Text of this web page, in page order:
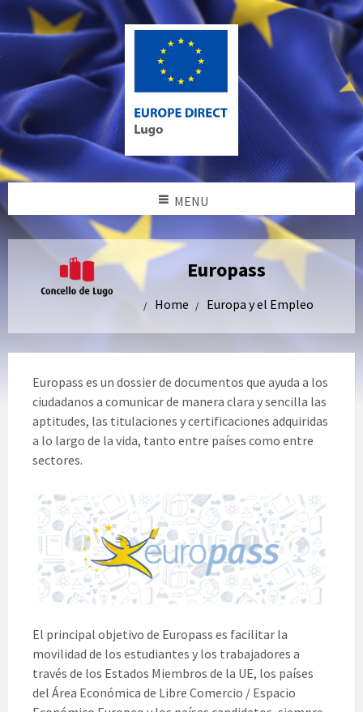
MENU
Europass
Home Europa y el Empleo
Europass es un dossier de documentos que ayuda a los
ciudadanos a comunicar de manera clara y sencilla las
aptitudes, las titulaciones y certificaciones adquiridas
a lo largo de la vida, tanto entre países como entre
sectores.
El principal objetivo de Europass es facilitar la
movilidad de los estudiantes y los trabajadores a
través de los Estados Miembros de la UE, los países
del Área Económica de Libre Comercio / Espacio